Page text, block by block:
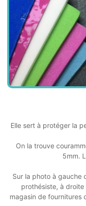
Elle sert à protéger la
On la trouve
5mm.
Sur la photo à gauche
prothésiste, à droite
magasin de fournitures